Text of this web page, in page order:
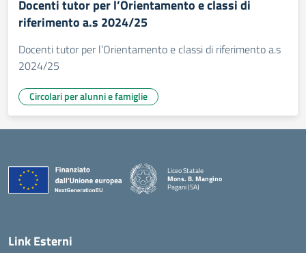
Docenti tutor per l’Orientamento e classi di
riferimento a.s 2024/25
Docenti tutor per l’Orientamento e classi di riferimento a.s
2024/25
Circolari per alunni e famiglie
Liceo Statale
Mons. B. Mangino
Pagani (SA)
— Visita la pagina iniziale della scuola
Link Esterni